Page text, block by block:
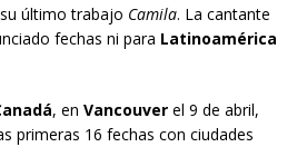
último trabajo Camila. La cantante
fechas ni para Latinoamérica
, en Vancouver el 9 de abril,
primeras 16 fechas con ciudades